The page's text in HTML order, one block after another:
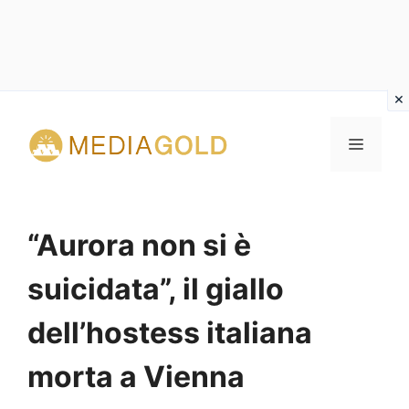
contenuto
MENU
“Aurora non si è
suicidata”, il giallo
dell’hostess italiana
morta a Vienna